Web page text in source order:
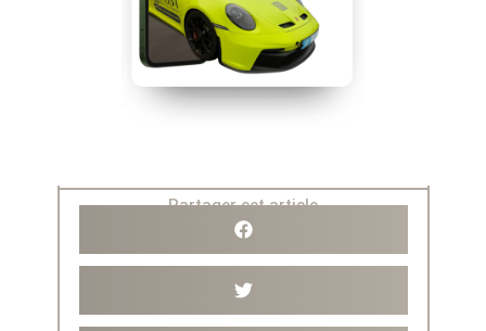
Partager cet article